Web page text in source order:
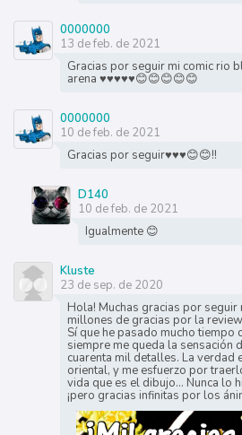
0000000
13 de feb. de 2021
Gracias por seguir mi comic rio
arena ♥️♥️♥️♥️♥️😊😊😊😊😊
0000000
10 de feb. de 2021
Gracias por seguir♥️♥️♥️😊😊!!
D140
10 de feb. de 2021
Igualmente 😊
Kluste
23 de sep. de 2020
Hola! Muchas gracias por seguir
millones de gracias por la
Sí que he pasado mucho tiempo
siempre me queda la sensación
cuarenta mil detalles. La verdad
oriental, y me esfuerzo por
vida que es el dibujo... Nunca lo
¡pero gracias infinitas por los